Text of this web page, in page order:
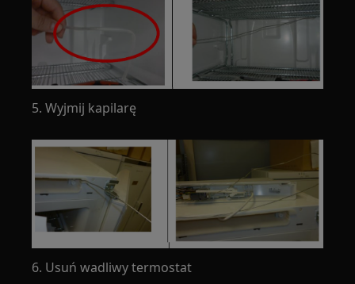
5. Wyjmij kapilarę
6. Usuń wadliwy termostat